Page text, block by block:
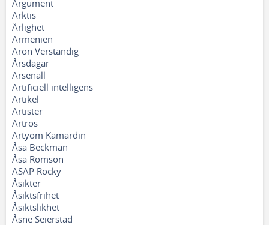
Argument
Arktis
Ärlighet
Armenien
Aron Verständig
Årsdagar
Arsenall
Artificiell intelligens
Artikel
Artister
Artros
Artyom Kamardin
Åsa Beckman
Åsa Romson
ASAP Rocky
Åsikter
Åsiktsfrihet
Åsiktslikhet
Åsne Seierstad